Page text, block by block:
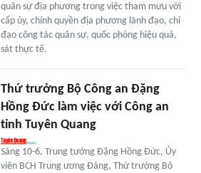
quân sự địa phương trong việc tham mưu với
cấp ủy, chính quyền địa phương lãnh đạo, chỉ
đạo công tác quân sự, quốc phòng hiệu quả,
sát thực tế.
Thứ trưởng Bộ Công an Đặng
Hồng Đức làm việc với Công an
tỉnh Tuyên Quang
Sáng 10-6, Trung tướng Đặng Hồng Đức, Ủy
viên BCH Trung ương Đảng, Thứ trưởng Bộ